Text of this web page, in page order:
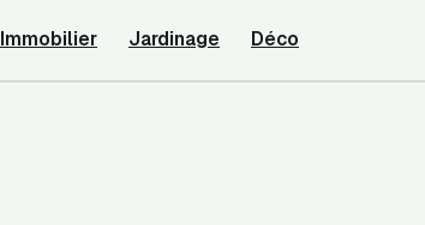
Immobilier Jardinage Déco